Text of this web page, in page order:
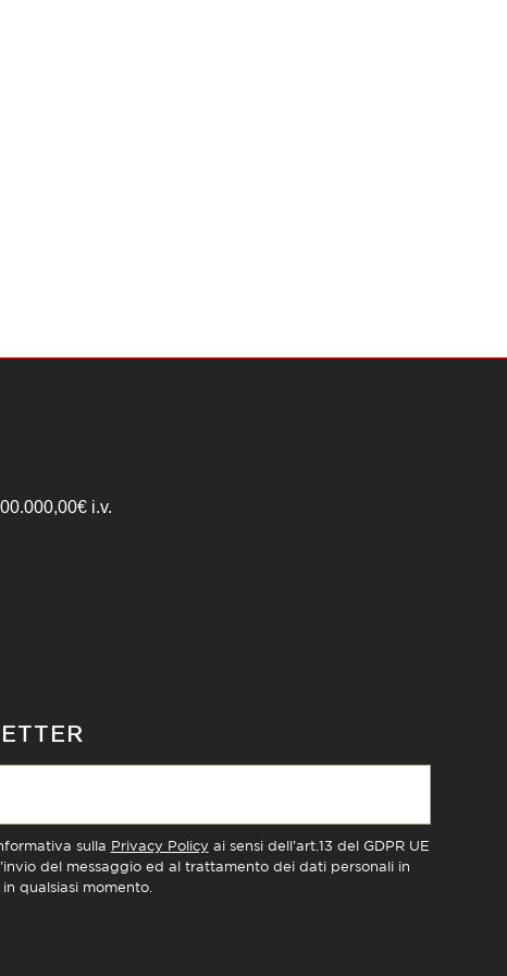
i.v.
sulla Privacy Policy ai sensi dell'art.13 del GDPR UE
del messaggio ed al trattamento dei dati personali in
qualsiasi momento.